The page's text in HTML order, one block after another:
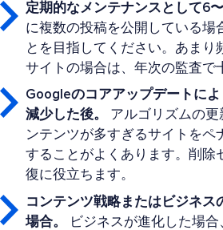
定期的なメンテナンスとして6〜
に複数の投稿を公開している場
とを目指してください。あまり
サイトの場合は、年次の監査で
Googleのコアアップデートに
減少した後。
アルゴリズムの更
ンテンツが多すぎるサイトをペ
することがよくあります。削除
復に役立ちます。
コンテンツ戦略またはビジネス
場合。
ビジネスが進化した場